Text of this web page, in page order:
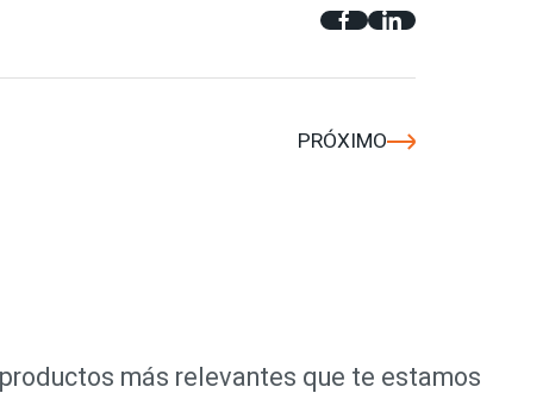
PRÓXIMO
más relevantes que te estamos